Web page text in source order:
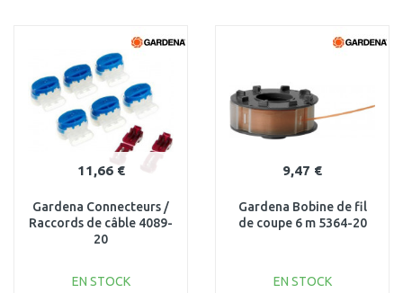
Au comparatif
11,66 €
Gardena Connecteurs /
Raccords de câble 4089-
20
EN STOCK
9,47 €
Gardena Bobine de fil
de coupe 6 m 5364-20
EN STOCK